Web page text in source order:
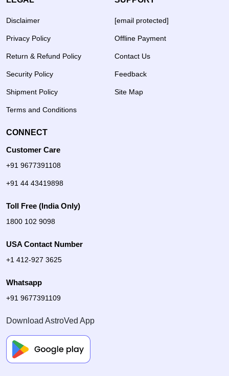
Disclaimer
Privacy Policy
Return & Refund Policy
Security Policy
Shipment Policy
Terms and Conditions
[email protected]
Offline Payment
Contact Us
Feedback
Site Map
CONNECT
Customer Care
+91 9677391108
+91 44 43419898
Toll Free (India Only)
1800 102 9098
USA Contact Number
+1 412-927 3625
Whatsapp
+91 9677391109
Download AstroVed App